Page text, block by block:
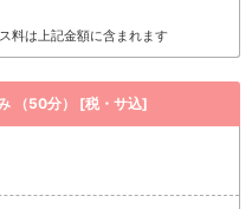
料は上記金額に含まれます
（50分） [税・サ込]